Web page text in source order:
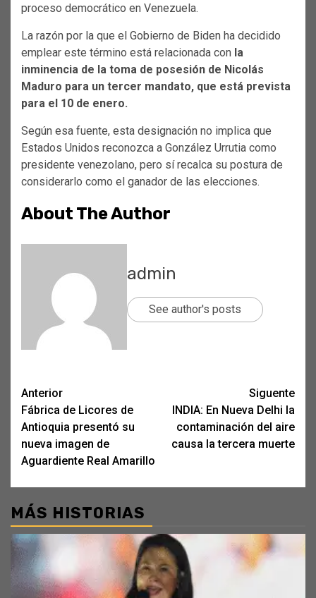
proceso democrático en Venezuela.
La razón por la que el Gobierno de Biden ha decidido
emplear este término está relacionada con la
inminencia de la toma de posesión de Nicolás
Maduro para un tercer mandato, que está prevista
para el 10 de enero.
Según esa fuente, esta designación no implica que
Estados Unidos reconozca a González Urrutia como
presidente venezolano, pero sí recalca su postura de
considerarlo como el ganador de las elecciones.
About The Author
admin
See author's posts
Post
navigation
Anterior
Fábrica de Licores de
Antioquia presentó su
nueva imagen de
Aguardiente Real Amarillo
Siguente
INDIA: En Nueva Delhi la
contaminación del aire
causa la tercera muerte
MÁS HISTORIAS